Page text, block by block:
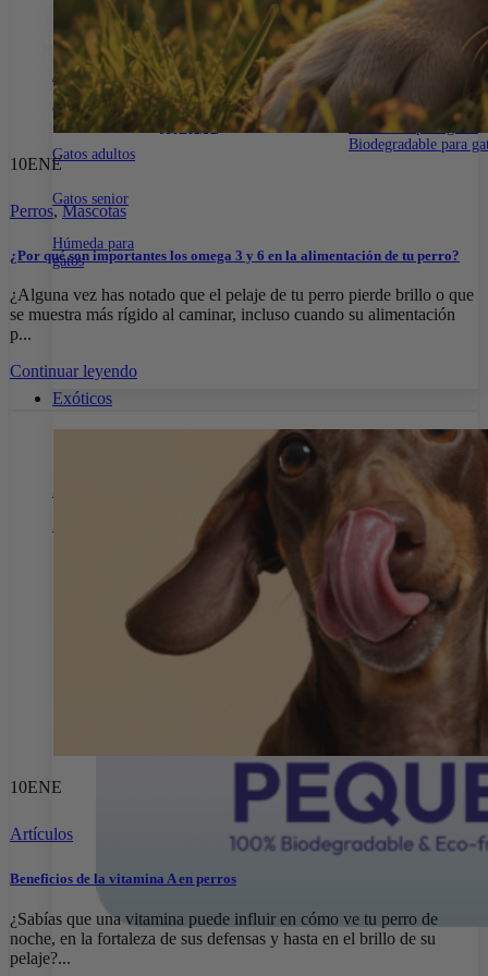
ALIMENTOS
Gatitos
Gatos adultos
Gatos senior
Húmeda para
gatos
SNACKS PARA GATOS
Dentales
Naturales
ARENA PARA
Con aroma para gatos
Sin aroma para gatos
Biodegradable para
Exóticos
Arena de Papel
15% DE DESCUENTO EN TODA LA WEB CON EL CÓDIGO:
PRIMERACOMPRA •15% DE DESCUENTO EN TODA LA WEB
CON EL CÓDIGO:PRIMERACOMPRA •15% DE DESCUENTO EN
TODA LA WEB CON EL CÓDIGO:PRIMERACOMPRA
15% DE
DESCUENTO EN TODA LA WEB CON EL CÓDIGO:
PRIMERACOMPRA
• 15% DE DESCUENTO EN TODA LA WEB
CON EL CÓDIGO:PRIMERACOMPRA •
10ENE
Perros,Mascotas
¿Por qué son importantes los omega 3 y 6 en la alimentación de tu perro?
¿Alguna vez has notado que el pelaje de tu perro pierde brillo o que
se muestra más rígido al caminar, incluso cuando su alimentación
p...
Continuar leyendo
10ENE
Artículos
Beneficios de la vitamina A en perros
¿Sabías que una vitamina puede influir en cómo ve tu perro de
noche, en la fortaleza de sus defensas y hasta en el brillo de su
pelaje?...